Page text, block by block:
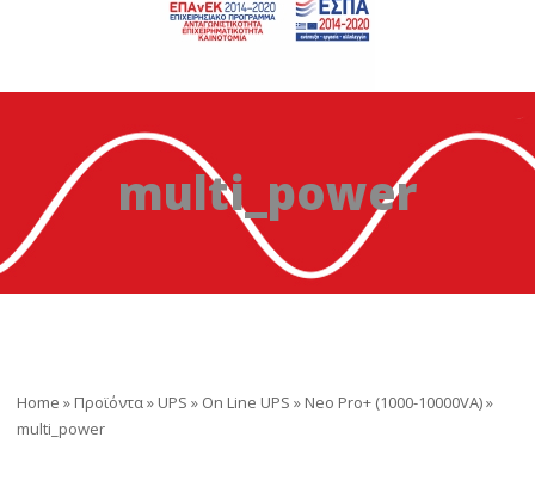
multi_power
Home » Προϊόντα» UPS » On Line UPS » Neo Pro+ (1000-10000VA)»
multi_power